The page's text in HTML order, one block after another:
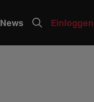
News Einloggen